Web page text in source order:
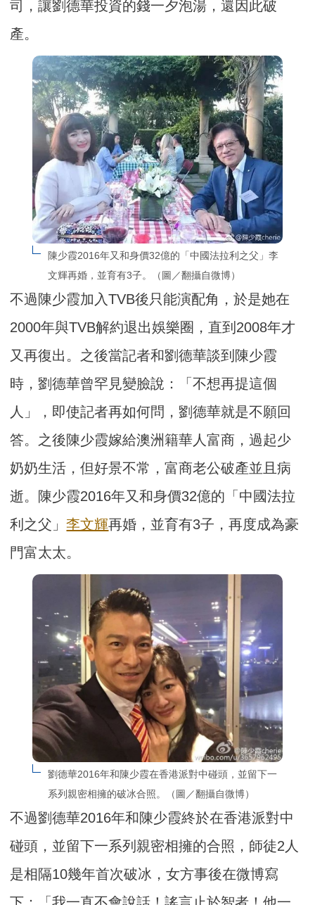
司，讓劉德華投資的錢一夕泡湯，還因此破
產。
陳少霞2016年又和身價32億的「中國法拉利之父」李
文輝再婚，並育有3子。（圖／翻攝自微博）
不過陳少霞加入TVB後只能演配角，於是她在
2000年與TVB解約退出娛樂圈，直到2008年才
又再復出。之後當記者和劉德華談到陳少霞
時，劉德華曾罕見變臉說：「不想再提這個
人」，即使記者再如何問，劉德華就是不願回
答。之後陳少霞嫁給澳洲籍華人富商，過起少
奶奶生活，但好景不常，富商老公破產並且病
逝。陳少霞2016年又和身價32億的「中國法拉
利之父」李文輝再婚，並育有3子，再度成為豪
門富太太。
劉德華2016年和陳少霞在香港派對中碰頭，並留下一
系列親密相擁的破冰合照。（圖／翻攝自微博）
不過劉德華2016年和陳少霞終於在香港派對中
碰頭，並留下一系列親密相擁的合照，師徒2人
是相隔10幾年首次破冰，女方事後在微博寫